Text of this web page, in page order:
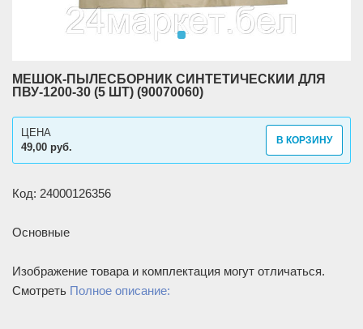
МЕШОК-ПЫЛЕСБОРНИК СИНТЕТИЧЕСКИЙ ДЛЯ
ПВУ-1200-30 (5 ШТ) (90070060)
49,00 руб.
ЦЕНА
В КОРЗИНУ
Код: 24000126356
Основные
Изображение товара и комплектация могут отличаться.
Смотреть Полное описание: